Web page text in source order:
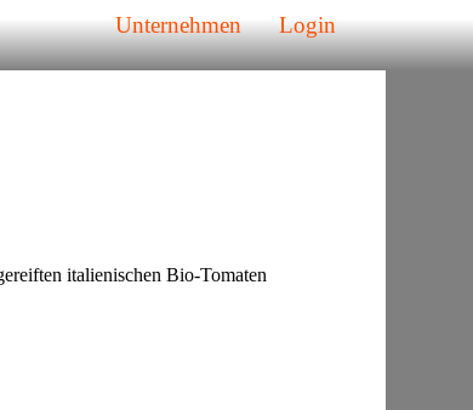
Unternehmen Login
italienischen Bio-Tomaten